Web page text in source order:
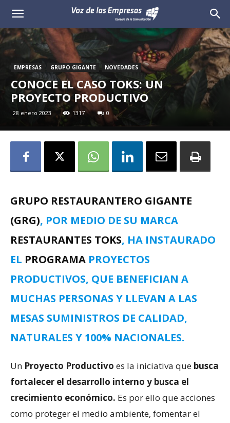
Voz
de
Empresas
EMPRESAS GRUPO GIGANTE NOVEDADES
CONOCE EL CASO TOKS: UN
PROYECTO PRODUCTIVO
28 enero 2023 1317 0
GRUPO RESTAURANTERO GIGANTE
(GRG), POR MEDIO DE SU MARCA
RESTAURANTES TOKS, HA INSTAURADO
EL PROGRAMA PROYECTOS
PRODUCTIVOS, QUE BENEFICIAN A
MUCHAS PERSONAS Y LLEVAN A LAS
MESAS SUMINISTROS DE CALIDAD,
NATURALES Y 100% NACIONALES.
Un Proyecto Productivo es la iniciativa que busca
fortalecer el desarrollo interno y busca el
crecimiento económico. Es por ello que acciones
como proteger el medio ambiente, fomentar el